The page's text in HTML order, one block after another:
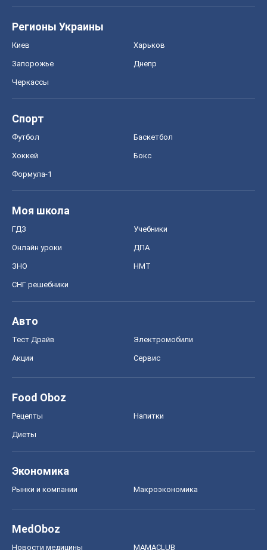
Регионы Украины
Киев Харьков
Запорожье Днепр
Черкассы
Спорт
Футбол Баскетбол
Хоккей Бокс
Формула-1
Моя школа
ГДЗ Учебники
Онлайн уроки ДПА
ЗНО НМТ
СНГ решебники
Авто
Тест Драйв Электромобили
Акции Сервис
Food Oboz
Рецепты Напитки
Диеты
Экономика
Рынки и компании Mакроэкономика
MedOboz
Новости медицины MAMACLUB